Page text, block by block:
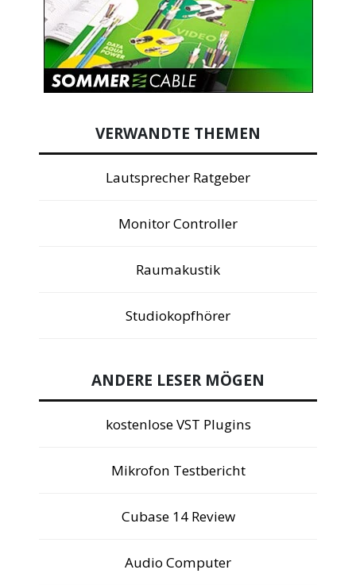
VERWANDTE THEMEN
Lautsprecher Ratgeber
Monitor Controller
Raumakustik
Studiokopfhörer
ANDERE LESER MÖGEN
kostenlose VST Plugins
Mikrofon Testbericht
Cubase 14 Review
Audio Computer